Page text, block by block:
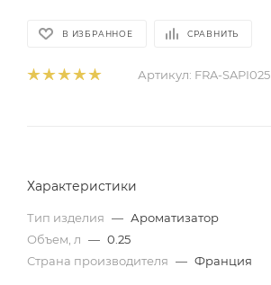
В ИЗБРАННОЕ СРАВНИТЬ
Артикул: FRA-SAPI025
Характеристики
Тип изделия — Ароматизатор
Объем, л — 0.25
Страна производителя — Франция